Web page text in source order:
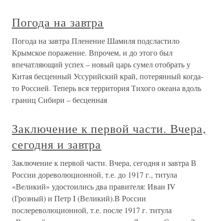
Погода на завтра
Погода на завтра Пленение Шамиля подсластило
Крымское поражение. Впрочем, и до этого был
впечатляющий успех – новый царь сумел отобрать у
Китая бесценный Уссурийский край, потерянный когда-
то Россией. Теперь вся территория Тихого океана вдоль
границ Сибири – бесценная
Заключение к первой части. Вчера,
сегодня и завтра
Заключение к первой части. Вчера, сегодня и завтра В
России дореволюционной, т.е. до 1917 г., титула
«Великий» удостоились два правителя: Иван IV
(Грозный) и Петр I (Великий).В России
послереволюционной, т.е. после 1917 г. титула